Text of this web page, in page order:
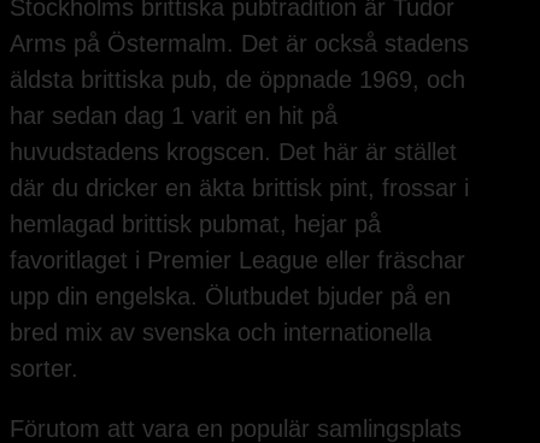
Stockholms brittiska pubtradition är Tudor
Arms på Östermalm. Det är också stadens
äldsta brittiska pub, de öppnade 1969, och
har sedan dag 1 varit en hit på
huvudstadens krogscen. Det här är stället
där du dricker en äkta brittisk pint, frossar i
hemlagad brittisk pubmat, hejar på
favoritlaget i Premier League eller fräschar
upp din engelska. Ölutbudet bjuder på en
bred mix av svenska och internationella
sorter.
Förutom att vara en populär samlingsplats